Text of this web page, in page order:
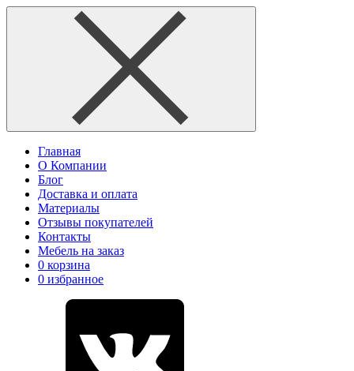
Главная
О Компании
Блог
Доставка и оплата
Материалы
Отзывы покупателей
Контакты
Мебель на заказ
0 корзина
0 избранное